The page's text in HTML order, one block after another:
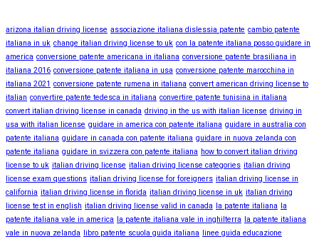
arizona italian driving license associazione italiana dislessia patente cambio patente
italiana in uk change italian driving license to uk con la patente italiana posso guidare in
america conversione patente americana in italiana conversione patente brasiliana in
italiana 2016 conversione patente italiana in usa conversione patente marocchina in
italiana 2021 conversione patente rumena in italiana convert american driving license to
italian convertire patente tedesca in italiana convertire patente tunisina in italiana
convert italian driving license in canada driving in the us with italian license driving in
usa with italian license guidare in america con patente italiana guidare in australia con
patente italiana guidare in canada con patente italiana guidare in nuova zelanda con
patente italiana guidare in svizzera con patente italiana how to convert italian driving
license to uk italian driving license italian driving license categories italian driving
license exam questions italian driving license for foreigners italian driving license in
california italian driving license in florida italian driving license in uk italian driving
license test in english italian driving license valid in canada la patente italiana
la
patente italiana vale in america
la patente italiana vale in inghilterra
la patente italiana
vale in nuova zelanda
libro patente scuola guida italiana
linee guida educazione